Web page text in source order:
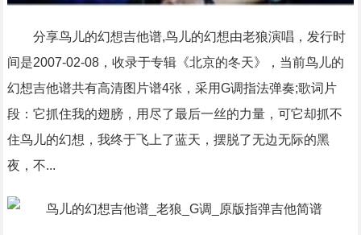
分享鸟儿的幻想吉他谱,鸟儿的幻想由老狼演唱，发行时
间是2007-02-08，收录于专辑《北京的冬天》，当前鸟儿的
幻想吉他谱共有高清图片谱4张，采用G调指法弹奏;歌词片
段：它抓住我的翅膀，用尽了最后一丝的力量，可它却抓不
住鸟儿的幻想，我终于飞上了蓝天，摆脱了无边无际的黑
夜，不...